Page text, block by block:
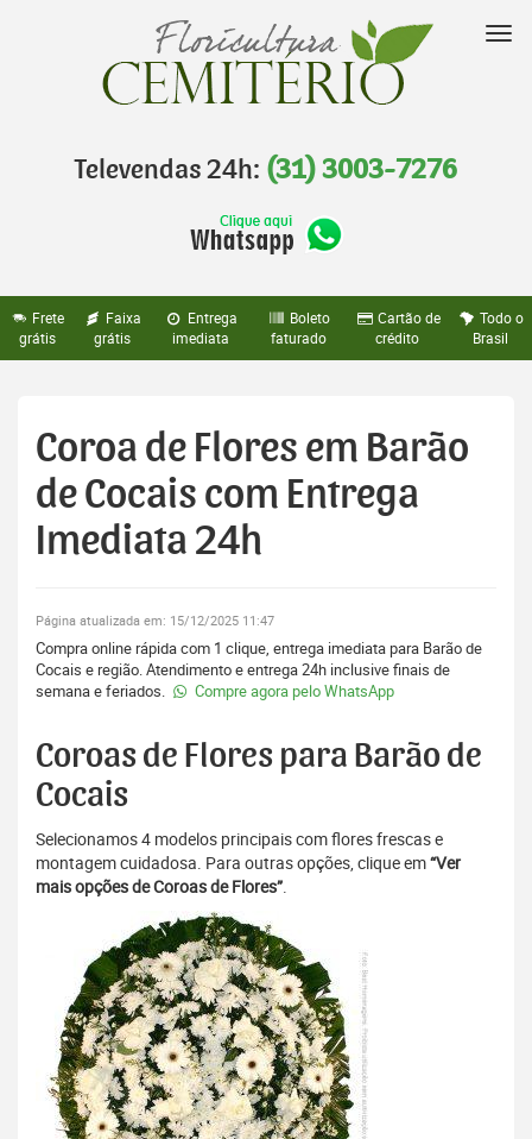
Televendas 24h: (31) 3003-7276
Frete
grátis
Faixa
grátis
Entrega
imediata
Boleto
faturado
Cartão de
crédito
Todo o
Brasil
Coroa de Flores em Barão
de Cocais com Entrega
Imediata 24h
Página atualizada em: 15/12/2025 11:47
Compra online rápida com 1 clique, entrega imediata para Barão de
Cocais e região. Atendimento e entrega 24h inclusive finais de
semana e feriados.
Compre agora pelo WhatsApp
Coroas de Flores para Barão de
Cocais
Selecionamos 4 modelos principais com flores frescas e
montagem cuidadosa. Para outras opções, clique em“Ver
mais opções de Coroas de Flores”.